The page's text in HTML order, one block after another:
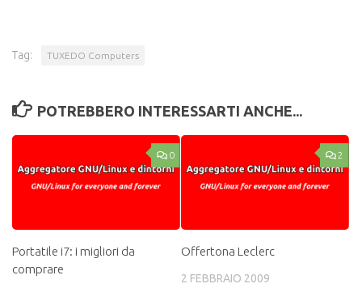
Tag: TUXEDO Computers
POTREBBERO INTERESSARTI ANCHE...
0
Portatile i7: i migliori da
comprare
2
Offertona Leclerc
2 FEBBRAIO 2009